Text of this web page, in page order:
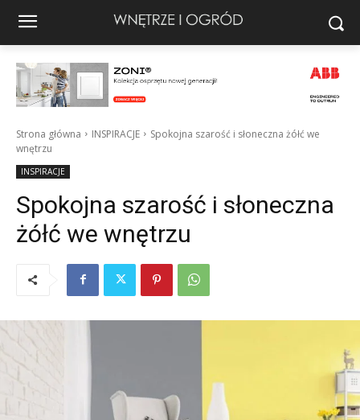
Strona główna INSPIRACJE
Spokojna szarość i słoneczna żółć we
wnętrzu
INSPIRACJE
Spokojna szarość i słoneczna
żółć we wnętrzu